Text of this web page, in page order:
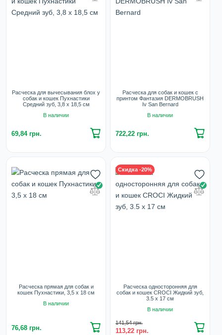
Расческа для вычесывания блох у
собак и кошек Пухнастики
Средний зуб, 3,8 х 18,5 см
В наличии
69,84 грн.
Расческа для собак и кошек с
принтом Фантазия DERMOBRUSH
Iv San Bernard
В наличии
722,22 грн.
Расческа прямая для собак и
кошек Пухнастики, 3,5 х 18 см
В наличии
76,68 грн.
Скидка -20%
Расческа односторонняя для
собак и кошек CROCI Жидкий зуб,
3.5 х 17 см
В наличии
141,54 грн.
113,22 грн.